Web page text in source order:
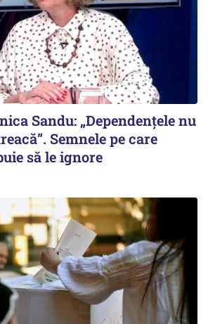
Sandu: „Dependențele nu
Semnele pe care
să le ignore